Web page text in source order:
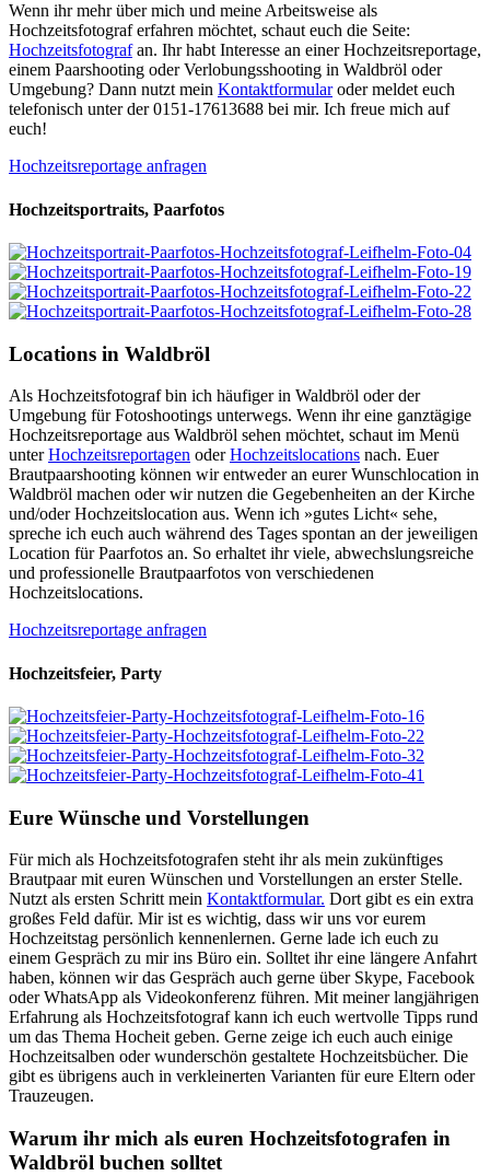
Wenn ihr mehr über mich und meine Arbeitsweise als
Hochzeitsfotograf erfahren möchtet, schaut euch die Seite:
Hochzeitsfotografan. Ihr habt Interesse an einer Hochzeitsreportage,
einem Paarshooting oder Verlobungsshooting in Waldbröl oder
Umgebung? Dann nutzt mein Kontaktformularoder meldet euch
telefonisch unter der 0151-17613688 bei mir. Ich freue mich auf
euch!
Hochzeitsreportage anfragen
Hochzeitsportraits, Paarfotos
Locations in Waldbröl
Als Hochzeitsfotograf bin ich häufiger in Waldbröl oder der
Umgebung für Fotoshootings unterwegs. Wenn ihr eine ganztägige
Hochzeitsreportage aus Waldbröl sehen möchtet, schaut im Menü
unterHochzeitsreportagen oderHochzeitslocations nach. Euer
Brautpaarshooting können wir entweder an eurer Wunschlocation in
Waldbröl machen oder wir nutzen die Gegebenheiten an der Kirche
und/oder Hochzeitslocation aus. Wenn ich »gutes Licht« sehe,
spreche ich euch auch während des Tages spontan an der jeweiligen
Location für Paarfotos an. So erhaltet ihr viele, abwechslungsreiche
und professionelle Brautpaarfotos von verschiedenen
Hochzeitslocations.
Hochzeitsreportage anfragen
Hochzeitsfeier, Party
Eure Wünsche und Vorstellungen
Für mich als Hochzeitsfotografen steht ihr als mein zukünftiges
Brautpaar mit euren Wünschen und Vorstellungen an erster Stelle.
Nutzt als ersten Schritt mein Kontaktformular. Dort gibt es ein extra
großes Feld dafür. Mir ist es wichtig, dass wir uns vor eurem
Hochzeitstag persönlich kennenlernen. Gerne lade ich euch zu
einem Gespräch zu mir ins Büro ein. Solltet ihr eine längere Anfahrt
haben, können wir das Gespräch auch gerne über Skype, Facebook
oder WhatsApp als Videokonferenz führen. Mit meiner langjährigen
Erfahrung als Hochzeitsfotograf kann ich euch wertvolle Tipps rund
um das Thema Hocheit geben. Gerne zeige ich euch auch einige
Hochzeitsalben oder wunderschön gestaltete Hochzeitsbücher. Die
gibt es übrigens auch in verkleinerten Varianten für eure Eltern oder
Trauzeugen.
Warum ihr mich als euren Hochzeitsfotografen in
Waldbröl buchen solltet